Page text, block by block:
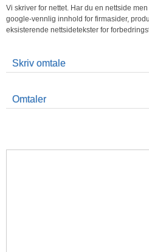
Vi skriver for nettet. Har du en nettside
google-vennlig innhold for firmasider,
eksisterende nettsidetekster for
Skriv omtale
Omtaler